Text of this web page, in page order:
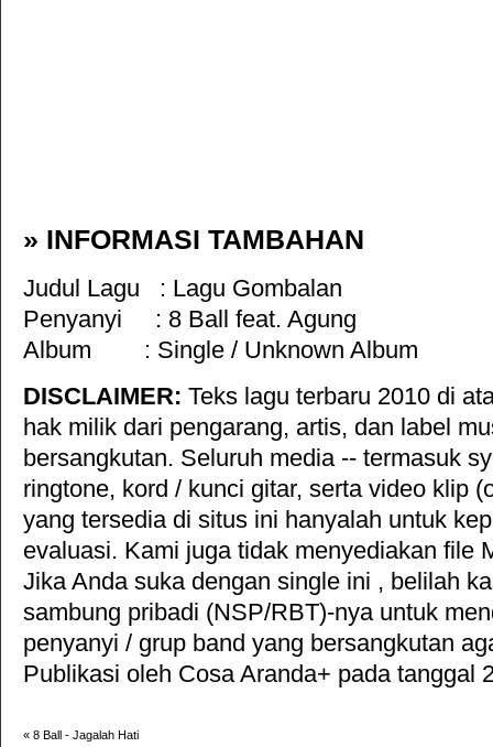
» INFORMASI TAMBAHAN
Judul Lagu : Lagu Gombalan
Penyanyi : 8 Ball feat. Agung
Album : Single / Unknown Album
DISCLAIMER: Teks lagu terbaru 2010 di
hak milik dari pengarang, artis, dan label
bersangkutan. Seluruh media -- termasuk
ringtone, kord / kunci gitar, serta video klip
yang tersedia di situs ini hanyalah untuk
evaluasi. Kami juga tidak menyediakan file
Jika Anda suka dengan single ini , belilah
sambung pribadi (NSP/RBT)-nya untuk
penyanyi / grup band yang bersangkutan
Publikasi oleh Cosa Aranda+ pada tanggal
« 8 Ball - Jagalah Hati